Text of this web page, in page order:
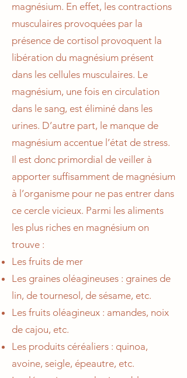
magnésium. En effet, les contractions
musculaires provoquées par la
présence de cortisol provoquent la
libération du magnésium présent
dans les cellules musculaires. Le
magnésium, une fois en circulation
dans le sang, est éliminé dans les
urines. D’autre part, le manque de
magnésium accentue l’état de stress.
Il est donc primordial de veiller à
apporter suffisamment de magnésium
à l’organisme pour ne pas entrer dans
ce cercle vicieux. Parmi les aliments
les plus riches en magnésium on
trouve :
Les fruits de mer
Les graines oléagineuses : graines de
lin, de tournesol, de sésame, etc.
Les fruits oléagineux : amandes, noix
de cajou, etc.
Les produits céréaliers : quinoa,
avoine, seigle, épeautre, etc.